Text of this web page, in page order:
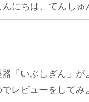
んにちは、てんしゅ
「いぶしぎん」が
レビューをしてみ